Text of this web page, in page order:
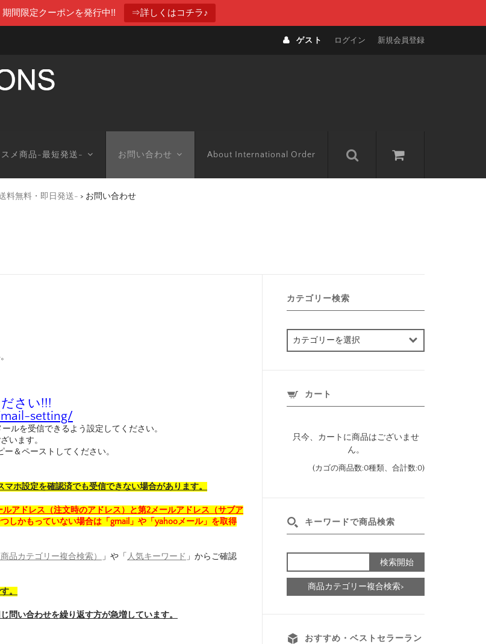
期間限定クーポンを発行中!! ⇒詳しくはコチラ♪
ゲスト ログイン 新規会員登録
スメ商品-最短発送- お問い合わせ About International Order
料無料・即日発送- > お問い合わせ
さい!!!
setting/
ルを受信できるよう設定してください。
います。
＆ペーストしてください。
ホ設定を確認済でも受信できない場合があります。
ルアドレス（注文時のアドレス）と第2メールアドレス（サブア
しかもっていない場合は「gmail」や「yahooメール」を取得
品カテゴリー複合検索） 」や「 人気キーワード 」からご確認
。
問い合わせを繰り返す方が急増しています。
カテゴリー検索
検
カート
只今、カートに商品はございませ
ん。
(カゴの商品数:0種類、合計数:0)
キーワードで商品検索
商品カテゴリー複合検索>
おすすめ・ベストセラーラン